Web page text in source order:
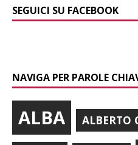
SEGUICI SU FACEBOOK
NAVIGA PER PAROLE
ALBA ALBERTO